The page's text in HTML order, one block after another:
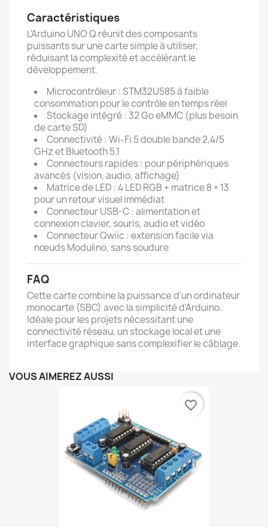
Caractéristiques
L'Arduino UNO Q réunit des composants
puissants sur une carte simple à utiliser,
réduisant la complexité et accélérant le
développement.
Microcontrôleur : STM32U585 à faible
consommation pour le contrôle en temps réel
Stockage intégré : 32 Go eMMC (plus besoin
de carte SD)
Connectivité : Wi-Fi 5 double bande 2,4/5
GHz et Bluetooth 5.1
Connecteurs rapides : pour périphériques
avancés (vision, audio, affichage)
Matrice de LED : 4 LED RGB + matrice 8 × 13
pour un retour visuel immédiat
Connecteur USB-C : alimentation et
connexion clavier, souris, audio et vidéo
Connecteur Qwiic : extension facile via
nœuds Modulino, sans soudure
FAQ
Cette carte combine la puissance d'un ordinateur
monocarte (SBC) avec la simplicité d'Arduino.
Idéale pour les projets nécessitant une
connectivité réseau, un stockage local et une
interface graphique sans complexifier le câblage.
VOUS AIMEREZ AUSSI
favorite_border